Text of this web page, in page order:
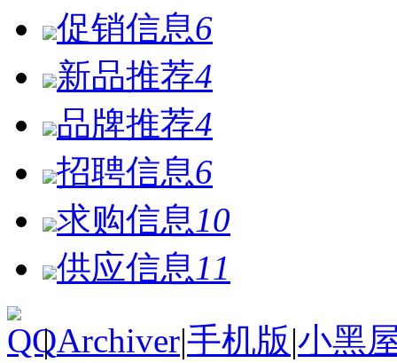
促销信息6
新品推荐4
品牌推荐4
招聘信息6
求购信息 10
供应信息 11
| Archiver|手机版|小黑